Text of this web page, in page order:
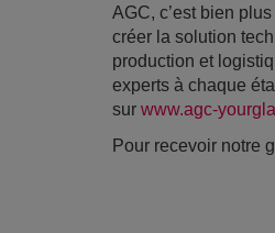
AGC, c’est bien
créer la solution
production et
experts à chaque
sur www.agc-
Pour recevoir notre